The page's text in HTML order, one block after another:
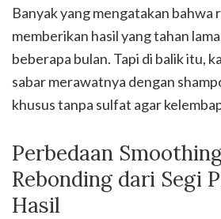
Banyak yang mengatakan bahwa
memberikan hasil yang tahan
beberapa bulan. Tapi di balik itu,
sabar merawatnya dengan
khusus tanpa sulfat agar
Perbedaan
Rebonding dari Segi
Hasil